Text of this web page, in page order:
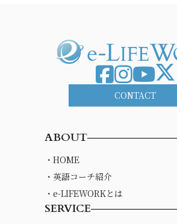
CONTACT
ABOUT
・HOME
・英語コーチ紹介
・e-LIFEWORKとは
SERVICE